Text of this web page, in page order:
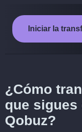
Iniciar la
¿Cómo
que sigues
Qobuz?